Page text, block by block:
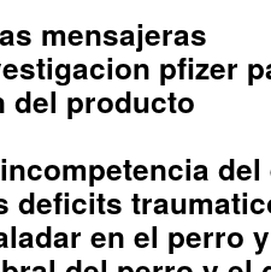
mensajeras
pfizer
del producto
deficits
en el perro